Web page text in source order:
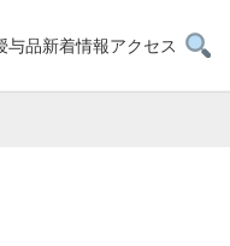
与品新着情報アクセス